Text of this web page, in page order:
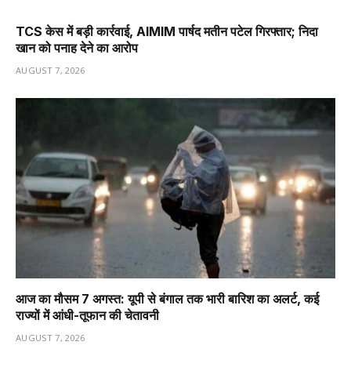
TCS केस में बड़ी कार्रवाई, AIMIM पार्षद मतीन पटेल गिरफ्तार; निदा
खान को पनाह देने का आरोप
AUGUST 7, 2026
आज का मौसम 7 अगस्त: यूपी से बंगाल तक भारी बारिश का अलर्ट, कई
राज्यों में आंधी-तूफान की चेतावनी
AUGUST 7, 2026